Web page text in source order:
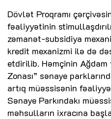
Dövlət Proqramı
fəaliyyətinin
zəmanət-subsidiya
kredit mexanizmi ilə də
etdirilib. Həmçinin
Zonası” sənaye
artıq müəssisənin
Sənaye Parkındakı
məhsulların ixracına